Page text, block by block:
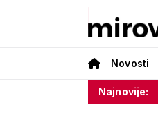
Novosti
Najnovije:
novih uspomena' Broj